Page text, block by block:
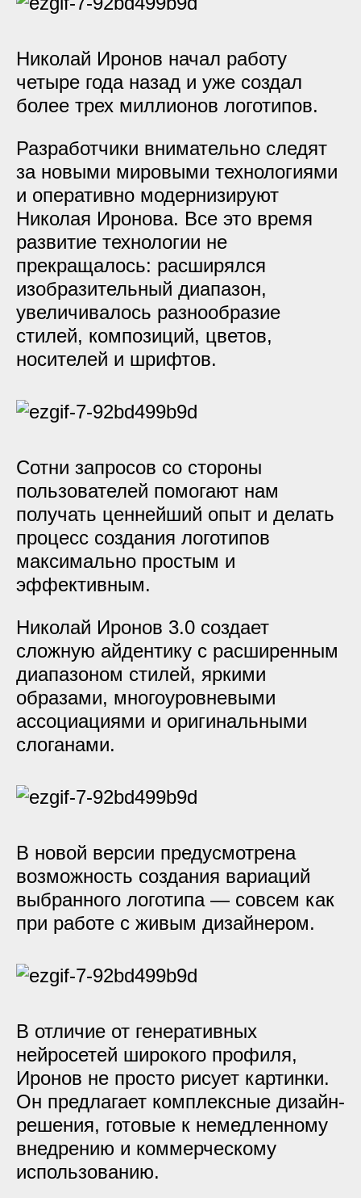
Николай Иронов начал работу
четыре года назад и уже создал
более трех миллионов логотипов.
Разработчики внимательно следят
за новыми мировыми технологиями
и оперативно модернизируют
Николая Иронова. Все это время
развитие технологии не
прекращалось: расширялся
изобразительный диапазон,
увеличивалось разнообразие
стилей, композиций, цветов,
носителей и шрифтов.
Сотни запросов со стороны
пользователей помогают нам
получать ценнейший опыт и делать
процесс создания логотипов
максимально простым и
эффективным.
Николай Иронов 3.0 создает
сложную айдентику с расширенным
диапазоном стилей, яркими
образами, многоуровневыми
ассоциациями и оригинальными
слоганами.
В новой версии предусмотрена
возможность создания вариаций
выбранного логотипа — совсем как
при работе с живым дизайнером.
В отличие от генеративных
нейросетей широкого профиля,
Иронов не просто рисует картинки.
Он предлагает комплексные дизайн-
решения, готовые к немедленному
внедрению и коммерческому
использованию.